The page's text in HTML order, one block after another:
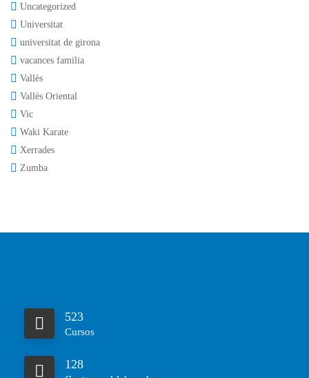
Uncategorized
Universitat
universitat de girona
vacances familia
Vallès
Vallès Oriental
Vic
Waki Karate
Xerrades
Zumba
523
Cursos
128